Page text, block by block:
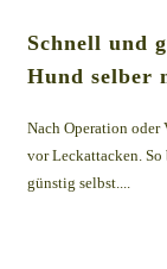
Schnell und
Hund selber
Nach Operation oder
vor Leckattacken.
günstig selbst....